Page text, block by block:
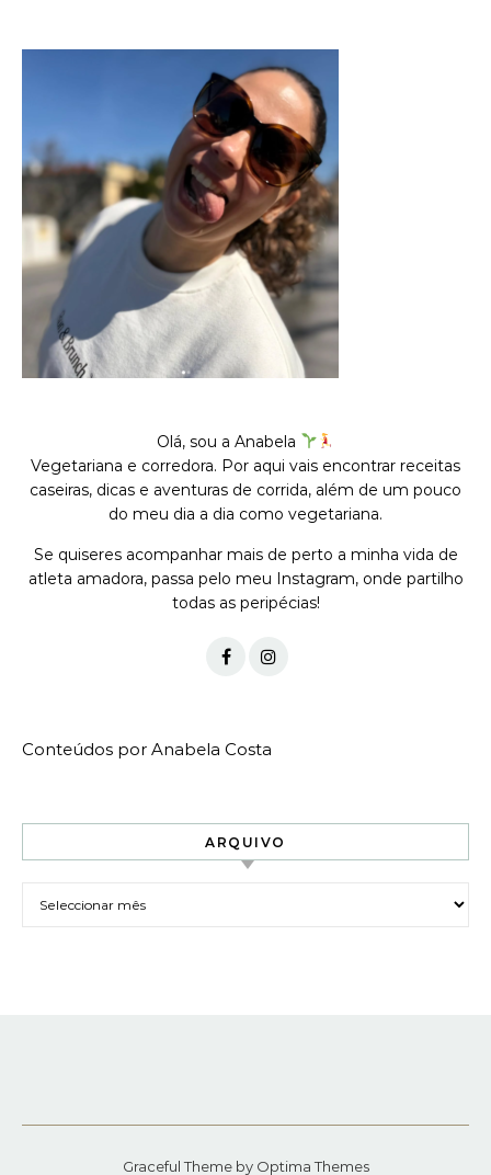
Olá, sou a Anabela
Vegetariana e corredora. Por aqui vais encontrar receitas
caseiras, dicas e aventuras de corrida, além de um pouco
do meu dia a dia como vegetariana.
Se quiseres acompanhar mais de perto a minha vida de
atleta amadora, passa pelo meu Instagram, onde partilho
todas as peripécias!
Conteúdos por Anabela Costa
ARQUIVO
Graceful Theme by Optima Themes